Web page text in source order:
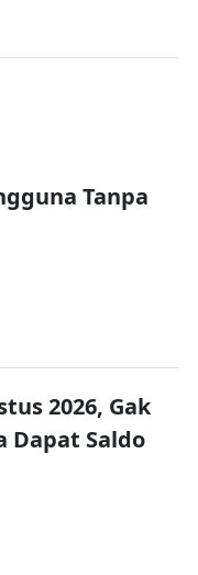
Tanpa
2026, Gak
Dapat Saldo